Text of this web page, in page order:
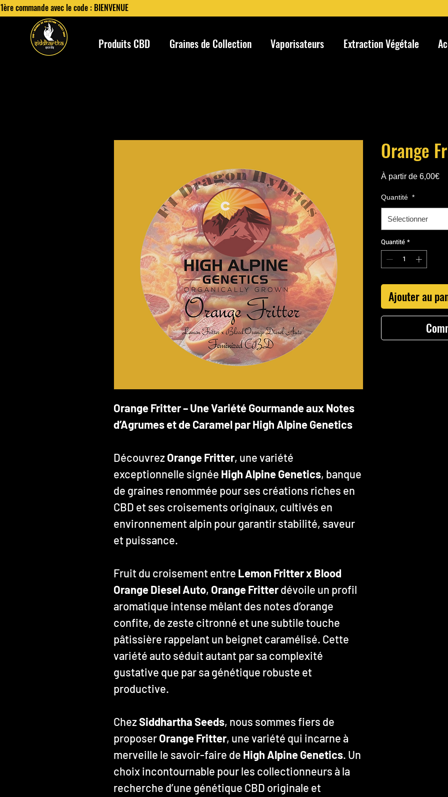
commande avec le code : BIENVENUE
Produits CBD Graines de Collection Vaporisateurs Extraction Végétale
Orange Fritter – Une Variété Gourmande aux Notes
d’Agrumes et de Caramel par High Alpine Genetics
DécouvrezOrange Fritter, une variété
exceptionnelle signée High Alpine Genetics, banque
de graines renommée pour ses créations riches en
CBD et ses croisements originaux, cultivés en
environnement alpin pour garantir stabilité, saveur
et puissance.
Fruit du croisement entre Lemon Fritter x Blood
Orange Diesel Auto, Orange Fritterdévoile un profil
aromatique intense mêlant des notes d’orange
confite, de zeste citronné et une subtile touche
pâtissière rappelant un beignet caramélisé. Cette
variété auto séduit autant par sa complexité
gustative que par sa génétique robuste et
productive.
ChezSiddhartha Seeds, nous sommes fiers de
proposerOrange Fritter, une variété qui incarne à
merveille le savoir-faire de High Alpine Genetics. Un
choix incontournable pour les collectionneurs à la
recherche d’une génétique CBD originale et
Orange
À partir de 6,00€
Quantité *
Sélectionner
Quantité *
Ajouter au